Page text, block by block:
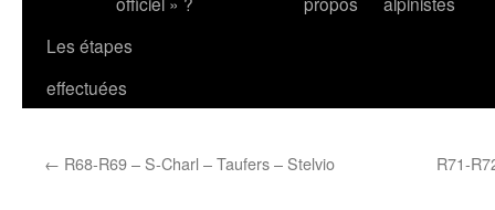
Les étapes
effectuées
← R68-R69 – S-Charl – Taufers – Stelvio R71-